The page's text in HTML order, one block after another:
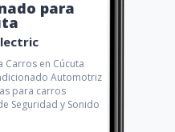
para
en Cúcuta
Automotriz
para carros
Seguridad y Sonido